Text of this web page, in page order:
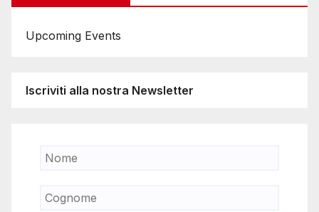
Upcoming Events
Iscriviti alla nostra Newsletter